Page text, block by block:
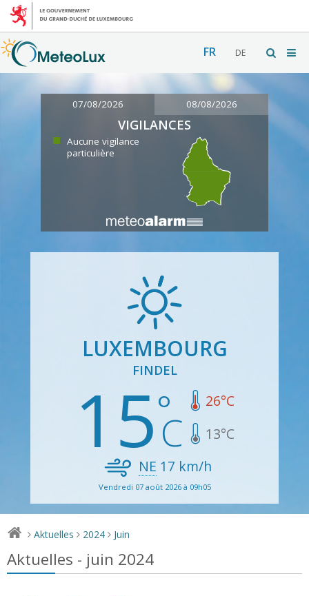
FR DE
07/08/2026 08/08/2026
VIGILANCES
Aucune vigilance
particulière
LUXEMBOURG
FINDEL
15 26°C
13°C
NE 17 km/h
Vendredi 07 août 2026 à 09h05
> Aktuelles > 2024 > Juin
Aktuelles - juin 2024